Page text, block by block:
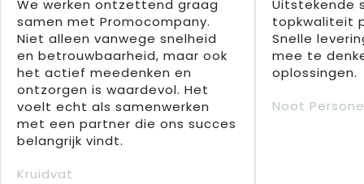
We werken ontzettend graag
samen met Promocompany.
Niet alleen vanwege snelheid
en betrouwbaarheid, maar ook
het actief meedenken en
ontzorgen is waardevol. Het
voelt echt als samenwerken
met een partner die ons succes
belangrijk vindt.
Kruidvat
Uitstekende
topkwaliteit
Snelle
mee te
oplossingen.
Noot